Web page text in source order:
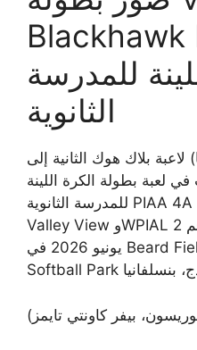
Blackhawk
للمدرسة
الثانوية
باريس (34 عامًا) لاعبة بلاك هوك الثانية إلى
لعبة بطولة الكرة اللينة
للمدرسة الثانوية PIAA 4A بين بطل المنطقة الثانية
Valley View وWPIAL رقم 2 Valley View، الجمعة 12
يونيو 2026 في Beard Field في Nittany Lion